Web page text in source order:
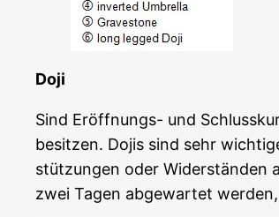
Doji
Sind Eröff­nungs- und
besit­zen. Dojis sind sehr
stüt­zun­gen oder Wider­stän­den
zwei Tagen abge­war­tet